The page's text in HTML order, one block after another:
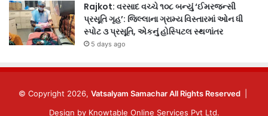
Rajkot: વરસાદ વચ્ચે ૧૦૮ બન્યું ‘ઈમરજન્સી
પ્રસૂતિ ગૃહ’: જિલ્લાના ગ્રામ્ય વિસ્તારમાં ઓન ધી
સ્પોટ ૩ પ્રસૂતિ, એકનું હોસ્પિટલ સ્થળાંતર
5 days ago
© Copyright 2026, Vatsalyam Samachar All Rights Reserved
Design by Knowtable Online Services Pvt Ltd.